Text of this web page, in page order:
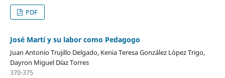
PDF
José Martí y su labor como Pedagogo
Juan Antonio Trujillo Delgado, Kenia Teresa González López Trigo,
Dayron Miguel Díaz Torres
370-375